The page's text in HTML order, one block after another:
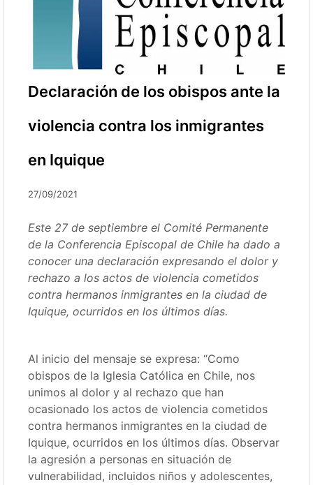
Declaración de los obispos ante la
violencia contra los inmigrantes
en Iquique
27/09/2021
Este 27 de septiembre el Comité Permanente
de la Conferencia Episcopal de Chile ha dado a
conocer una declaración expresando el dolor y
rechazo a los actos de violencia cometidos
contra hermanos inmigrantes en la ciudad de
Iquique, ocurridos en los últimos días.
Al inicio del mensaje se expresa: “Como
obispos de la Iglesia Católica en Chile, nos
unimos al dolor y al rechazo que han
ocasionado los actos de violencia cometidos
contra hermanos inmigrantes en la ciudad de
Iquique, ocurridos en los últimos días. Observar
la agresión a personas en situación de
vulnerabilidad, incluidos niños y adolescentes,